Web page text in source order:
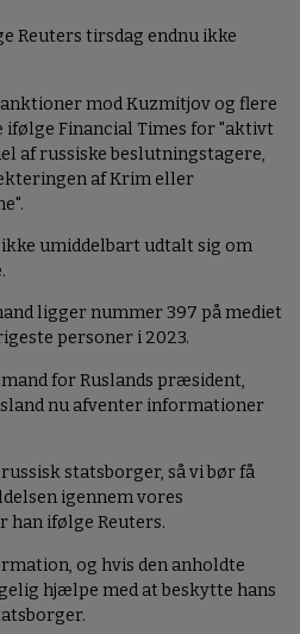
Reuters tirsdag endnu ikke
mod Kuzmitjov og flere
ifølge Financial Times for "aktivt
af russiske beslutningstagere,
af Krim eller
umiddelbart udtalt sig om
ligger nummer 397 på mediet
personer i 2023.
for Ruslands præsident,
nu afventer informationer
statsborger, så vi bør få
igennem vores
han ifølge Reuters.
og hvis den anholdte
hjælpe med at beskytte hans